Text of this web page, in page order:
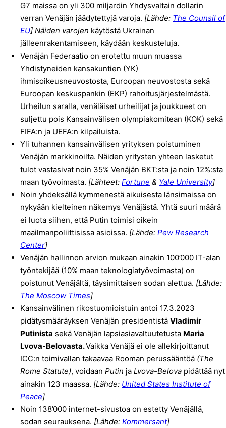
G7 maissa on yli 300 miljardin Yhdysvaltain dollarin
verran Venäjän jäädytettyjä varoja. [Lähde: The Counsil of
EU] Näiden varojen käytöstä Ukrainan
jälleenrakentamiseen, käydään keskusteluja.
Venäjän Federaatio on erotettu muun muassa
Yhdistyneiden kansakuntien (YK)
ihmisoikeusneuvostosta, Euroopan neuvostosta sekä
Euroopan keskuspankin (EKP) rahoitusjärjestelmästä.
Urheilun saralla, venäläiset urheilijat ja joukkueet on
suljettu pois Kansainvälisen olympiakomitean (KOK) sekä
FIFA:n ja UEFA:n kilpailuista.
Yli tuhannen kansainvälisen yrityksen poistuminen
Venäjän markkinoilta. Näiden yritysten yhteen lasketut
tulot vastasivat noin 35% Venäjän BKT:sta ja noin 12%:sta
maan työvoimasta. [Lähteet: Fortune & Yale University]
Noin yhdeksällä kymmenestä aikuisesta länsimaissa on
nykyään kielteinen näkemys Venäjästä. Yhtä suuri määrä
ei luota siihen, että Putin toimisi oikein
maailmanpoliittisissa asioissa. [Lähde: Pew Research
Center]
Venäjän hallinnon arvion mukaan ainakin 100’000 IT-alan
työntekijää (10% maan teknologiatyövoimasta) on
poistunut Venäjältä, täysimittaisen sodan alettua. [Lähde:
The Moscow Times]
Kansainvälinen rikostuomioistuin antoi 17.3.2023
pidätysmääräyksen Venäjän presidentistä Vladimir
Putinista sekä Venäjän lapsiasiavaltuutetusta Maria
Lvova-Belovasta.Vaikka Venäjä ei ole allekirjoittanut
ICC:n toimivallan takaavaa Rooman perussääntöä (The
Rome Statute), voidaan Putin ja Lvova-Belova pidättää nyt
ainakin 123 maassa. [Lähde: United States Institute of
Peace]
Noin 138’000 internet-sivustoa on estetty Venäjällä,
sodan seurauksena. [Lähde: Kommersant]